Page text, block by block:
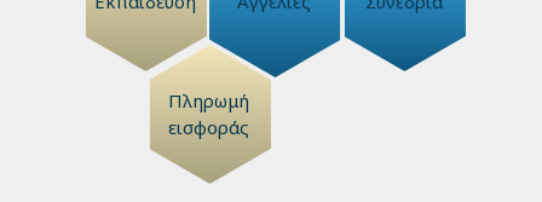
Πληρωμή
εισφοράς